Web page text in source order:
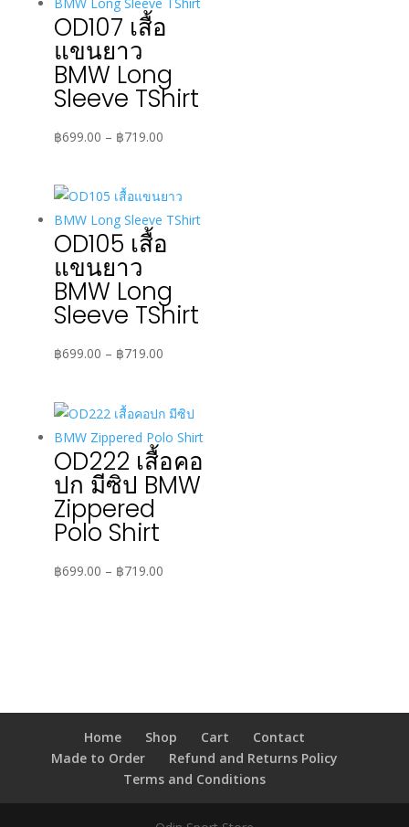
฿519.00
OD107 เสื้อ
แขนยาว
BMW Long
Sleeve TShirt
฿699.00 – ฿719.00Price
through
฿719.00
OD105 เสื้อ
แขนยาว
BMW Long
Sleeve TShirt
฿699.00 – ฿719.00Price
through
฿719.00
OD222 เสื้อคอ
ปก มีซิป BMW
Zippered
Polo Shirt
฿699.00 – ฿719.00Price
Home Shop Cart
Contact
Made to Order
Refund and Returns Policy
Terms and Conditions